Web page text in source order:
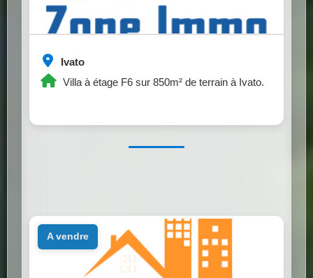
Ivato
Villa à étage F6 sur 850m² de terrain à Ivato.
a vendre